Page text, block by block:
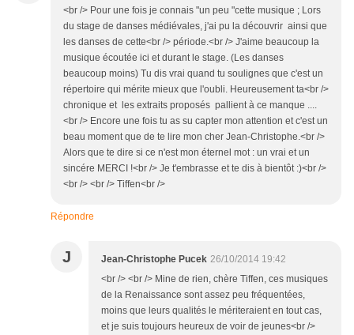
<br /> Pour une fois je connais "un peu "cette musique ; Lors
du stage de danses médiévales, j'ai pu la découvrir ainsi que
les danses de cette<br /> période.<br /> J'aime beaucoup la
musique écoutée ici et durant le stage. (Les danses
beaucoup moins) Tu dis vrai quand tu soulignes que c'est un
répertoire qui mérite mieux que l'oubli. Heureusement ta<br />
chronique et les extraits proposés pallient à ce manque ....
<br /> Encore une fois tu as su capter mon attention et c'est un
beau moment que de te lire mon cher Jean-Christophe.<br />
Alors que te dire si ce n'est mon éternel mot : un vrai et un
sincére MERCI !<br /> Je t'embrasse et te dis à bientôt :)<br />
<br /> <br /> Tiffen<br />
Répondre
J Jean-Christophe Pucek 26/10/2014 19:42
<br /> <br /> Mine de rien, chère Tiffen, ces musiques
de la Renaissance sont assez peu fréquentées,
moins que leurs qualités le mériteraient en tout cas,
et je suis toujours heureux de voir de jeunes<br />